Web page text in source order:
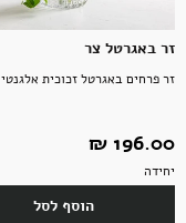
זר באגרטל צר
זר פרחים באגרטל זכוכית אלגנטי
196.00 ‏₪
יחידה
הוסף לסל